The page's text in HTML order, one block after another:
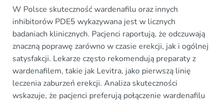
W Polsce skuteczność wardenafilu oraz innych
inhibitorów PDE5 wykazywana jest w licznych
badaniach klinicznych. Pacjenci raportują, że odczuwają
znaczną poprawę zarówno w czasie erekcji, jak i ogólnej
satysfakcji. Lekarze często rekomendują preparaty z
wardenafilem, takie jak Levitra, jako pierwszą linię
leczenia zaburzeń erekcji. Analiza skuteczności
wskazuje, że pacjenci preferują połączenie wardenafilu